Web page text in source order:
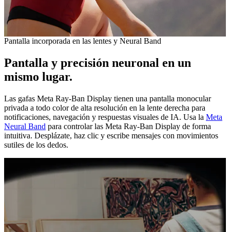
Pantalla incorporada en las lentes y Neural Band
Pantalla y precisión neuronal en un
mismo lugar.
Las gafas Meta Ray-Ban Display tienen una pantalla monocular
privada a todo color de alta resolución en la lente derecha para
notificaciones, navegación y respuestas visuales de IA. Usa la Meta
Neural Band para controlar las Meta Ray-Ban Display de forma
intuitiva. Desplázate, haz clic y escribe mensajes con movimientos
sutiles de los dedos.